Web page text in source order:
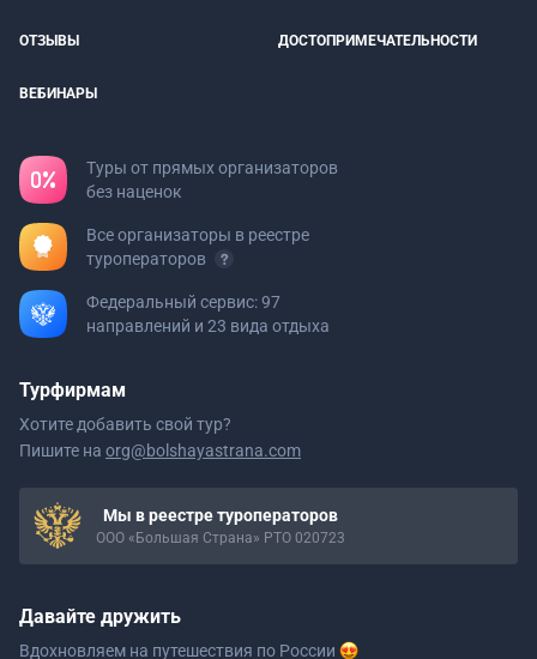
ОТЗЫВЫ ДОСТОПРИМЕЧАТЕЛЬНОСТИ
ВЕБИНАРЫ
Туры от прямых организаторов
без наценок
Все организаторы в реестре
туроператоров
Федеральный сервис: 97
направлений и 23 вида отдыха
Турфирмам
Хотите добавить свой тур?
Пишите на org@bolshayastrana.com
Мы в реестре туроператоров
ООО «Большая Страна» РТО 020723
Давайте дружить
Вдохновляем на путешествия по России